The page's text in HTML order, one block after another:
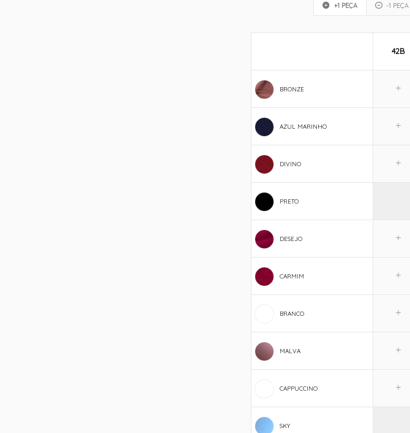
+1 PEÇA -1 PEÇA
BRONZE
AZUL MARINHO
DIVINO
PRETO
DESEJO
CARMIM
BRANCO
MALVA
CAPPUCCINO
SKY
42B